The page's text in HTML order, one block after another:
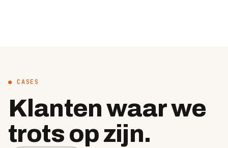
● CASES
Klanten waar we
trots op zijn.